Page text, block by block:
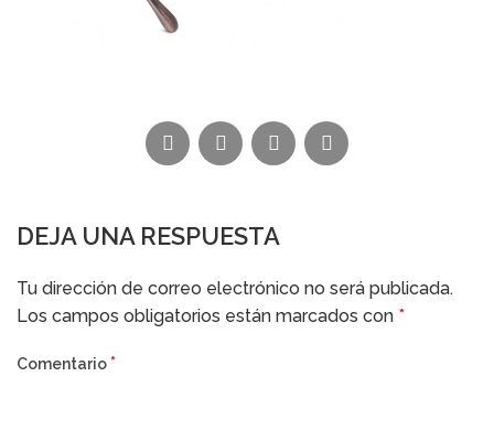
DEJA UNA RESPUESTA
Tu dirección de correo electrónico no será publicada.
Los campos obligatorios están marcados con *
Comentario*
Alternative: